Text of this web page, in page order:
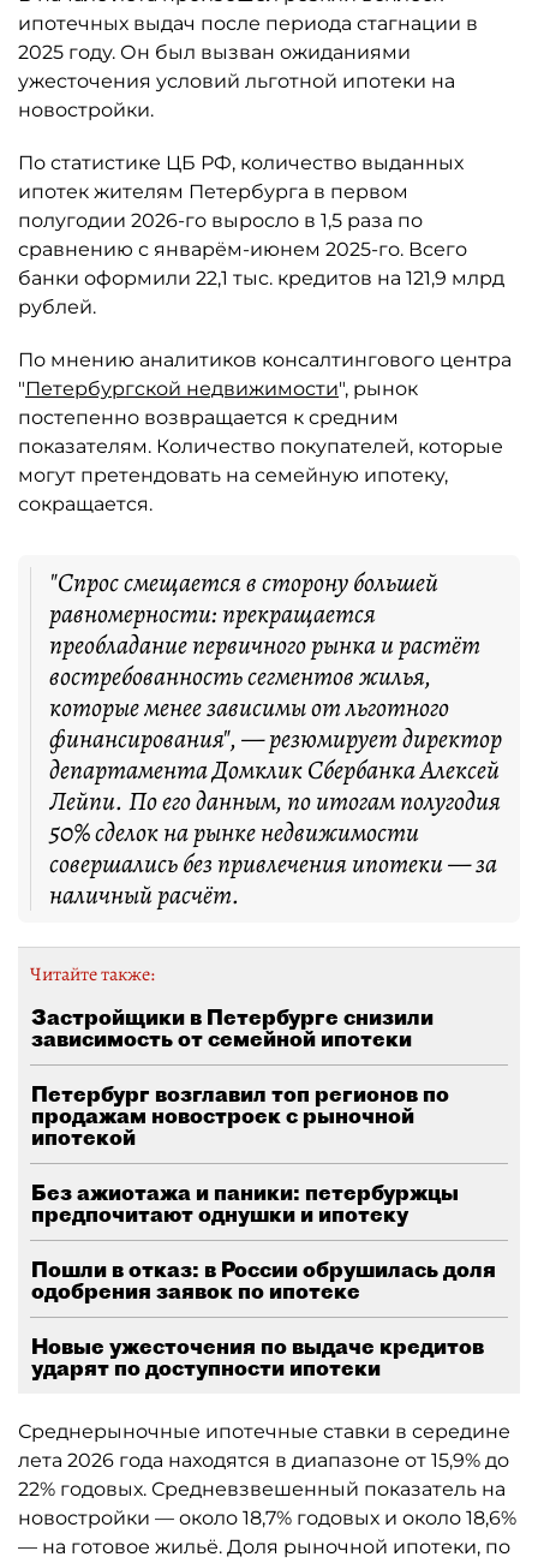
ипотечных выдач после периода стагнации в
2025 году. Он был вызван ожиданиями
ужесточения условий льготной ипотеки на
новостройки.
По статистике ЦБ РФ, количество выданных
ипотек жителям Петербурга в первом
полугодии 2026-го выросло в 1,5 раза по
сравнению с январём-июнем 2025-го. Всего
банки оформили 22,1 тыс. кредитов на 121,9 млрд
рублей.
По мнению аналитиков консалтингового центра
"Петербургской недвижимости", рынок
постепенно возвращается к средним
показателям. Количество покупателей, которые
могут претендовать на семейную ипотеку,
сокращается.
"Спрос смещается в сторону большей
равномерности: прекращается
преобладание первичного рынка и растёт
востребованность сегментов жилья,
которые менее зависимы от льготного
финансирования", — резюмирует директор
департамента Домклик Сбербанка Алексей
Лейпи. По его данным, по итогам полугодия
50% сделок на рынке недвижимости
совершались без привлечения ипотеки — за
наличный расчёт.
Читайте также:
Застройщики в Петербурге снизили
зависимость от семейной ипотеки
Петербург возглавил топ регионов по
продажам новостроек с рыночной
ипотекой
Без ажиотажа и паники: петербуржцы
предпочитают однушки и ипотеку
Пошли в отказ: в России обрушилась доля
одобрения заявок по ипотеке
Новые ужесточения по выдаче кредитов
ударят по доступности ипотеки
Среднерыночные ипотечные ставки в середине
лета 2026 года находятся в диапазоне от 15,9% до
22% годовых. Средневзвешенный показатель на
новостройки — около 18,7% годовых и около 18,6%
— на готовое жильё. Доля рыночной ипотеки, по